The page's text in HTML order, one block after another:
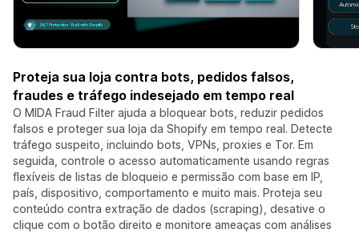
Proteja sua loja contra bots, pedidos falsos,
fraudes e tráfego indesejado em tempo real
O MIDA Fraud Filter ajuda a bloquear bots, reduzir pedidos
falsos e proteger sua loja da Shopify em tempo real. Detecte
tráfego suspeito, incluindo bots, VPNs, proxies e Tor. Em
seguida, controle o acesso automaticamente usando regras
flexíveis de listas de bloqueio e permissão com base em IP,
país, dispositivo, comportamento e muito mais. Proteja seu
conteúdo contra extração de dados (scraping), desative o
clique com o botão direito e monitore ameaças com análises